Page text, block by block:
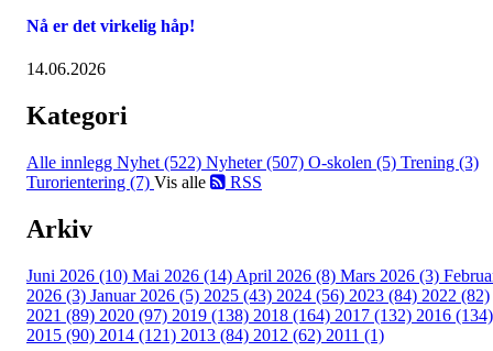
Nå er det virkelig håp!
14.06.2026
Kategori
Alle innlegg Nyhet (522) Nyheter (507) O-skolen (5) Trening (3)
Turorientering (7) Vis alle RSS
Arkiv
Juni 2026 (10) Mai 2026 (14) April 2026 (8) Mars 2026 (3)
2026 (3) Januar 2026 (5) 2025 (43) 2024 (56) 2023 (84) 2022 (82)
2021 (89) 2020 (97) 2019 (138) 2018 (164) 2017 (132) 2016 (134)
2015 (90) 2014 (121) 2013 (84) 2012 (62) 2011 (1)